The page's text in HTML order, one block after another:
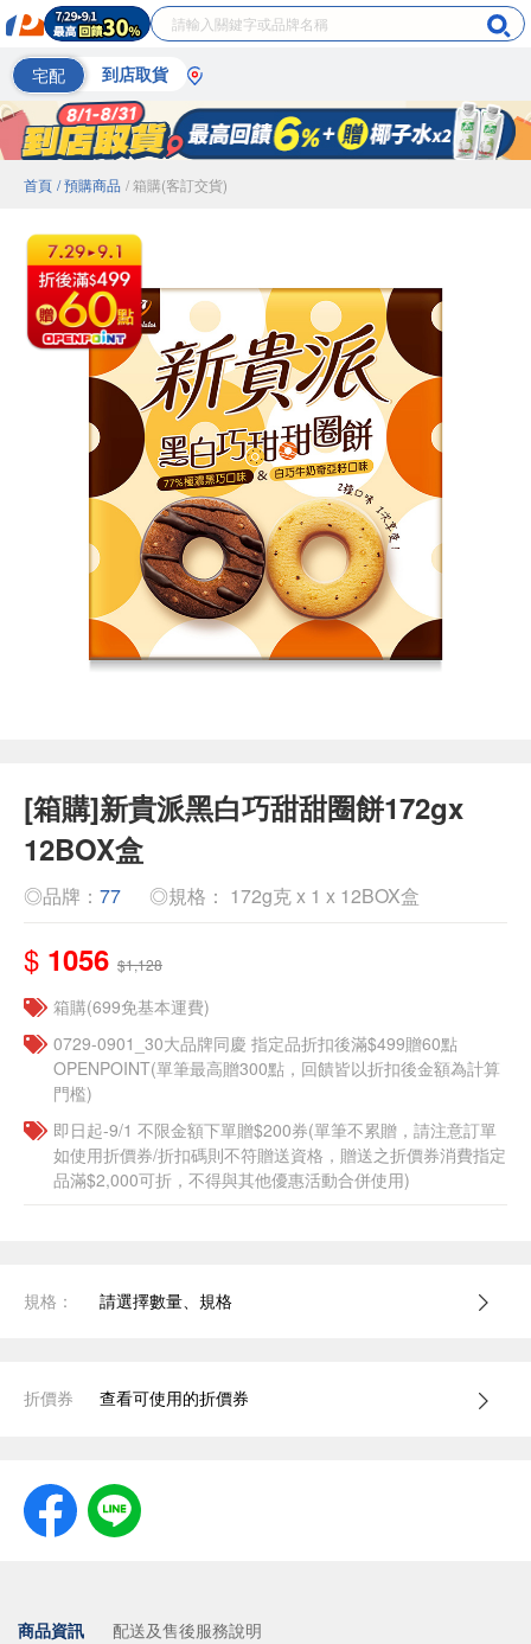
宅配 到店取貨
首頁 / 預購商品 / 箱購(客訂交貨)
[箱購]新貴派黑白巧甜甜圈餅172gx
12BOX盒
◎品牌： 77 ◎規格： 172g克 x 1 x 12BOX盒
$ 1056 $1,128
箱購(699免基本運費)
0729-0901_30大品牌同慶 指定品折扣後滿$499贈60點
OPENPOINT(單筆最高贈300點，回饋皆以折扣後金額為計算
門檻)
即日起-9/1 不限金額下單贈$200券(單筆不累贈，請注意訂單
如使用折價券/折扣碼則不符贈送資格，贈送之折價券消費指定
品滿$2,000可折，不得與其他優惠活動合併使用)
規格： 請選擇數量、規格
折價券 查看可使用的折價券
商品資訊 配送及售後服務說明